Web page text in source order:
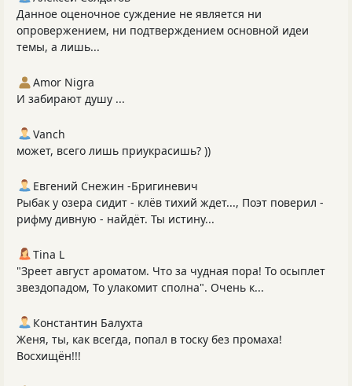
Данное оценочное суждение не является ни
опровержением, ни подтверждением основной идеи
темы, а лишь...
Amor Nigra
И забирают душу ...
Vanch
может, всего лишь приукрасишь? ))
Евгений Снежин -Бригиневич
Рыбак у озера сидит - клёв тихий ждет..., Поэт поверил -
рифму дивную - найдёт. Ты истину...
Tina L
"Зреет август ароматом. Что за чудная пора! То осыплет
звездопадом, То улакомит сполна". Очень к...
Константин Балухта
Женя, ты, как всегда, попал в тоску без промаха!
Восхищён!!!